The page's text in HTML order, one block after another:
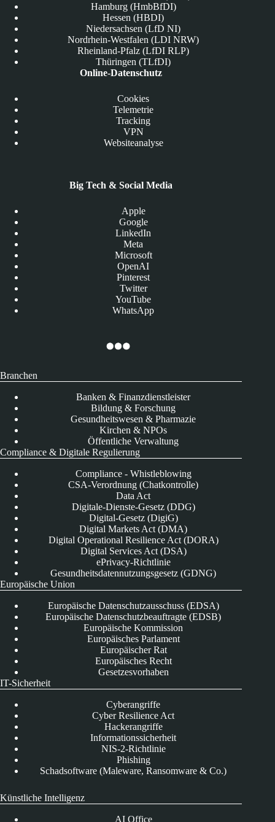
Hamburg (HmbBfDI)
Hessen (HBDI)
Niedersachsen (LfD NI)
Nordrhein-Westfalen (LDI NRW)
Rheinland-Pfalz (LfDI RLP)
Thüringen (TLfDI)
Online-Datenschutz
Cookies
Telemetrie
Tracking
VPN
Websiteanalyse
Big Tech & Social Media
Apple
Google
LinkedIn
Meta
Microsoft
OpenAI
Pinterest
Twitter
YouTube
WhatsApp
Branchen
Banken & Finanzdienstleister
Bildung & Forschung
Gesundheitswesen & Pharmazie
Kirchen & NPOs
Öffentliche Verwaltung
Compliance & Digitale Regulierung
Compliance - Whistleblowing
CSA-Verordnung (Chatkontrolle)
Data Act
Digitale-Dienste-Gesetz (DDG)
Digital-Gesetz (DigiG)
Digital Markets Act (DMA)
Digital Operational Resilience Act (DORA)
Digital Services Act (DSA)
ePrivacy-Richtlinie
Gesundheitsdatennutzungsgesetz (GDNG)
Europäische Union
Europäische Datenschutzausschuss (EDSA)
Europäische Datenschutzbeauftragte (EDSB)
Europäische Kommission
Europäisches Parlament
Europäischer Rat
Europäisches Recht
Gesetzesvorhaben
IT-Sicherheit
Cyberangriffe
Cyber Resilience Act
Hackerangriffe
Informationssicherheit
NIS-2-Richtlinie
Phishing
Schadsoftware (Maleware, Ransomware & Co.)
Künstliche Intelligenz
AI Office